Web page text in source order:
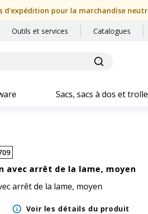
d'expédition pour la marchandise
Outils et services Catalogues
Sacs, sacs à dos et
avec arrêt de la lame, moyen
arrêt de la lame, moyen
Voir les détails du produit